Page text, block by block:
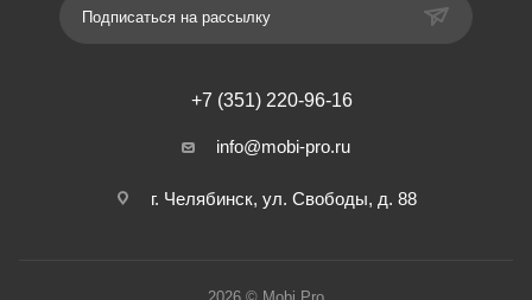
Подписаться на рассылку
+7 (351) 220-96-16
info@mobi-pro.ru
г. Челябинск, ул. Свободы, д. 88